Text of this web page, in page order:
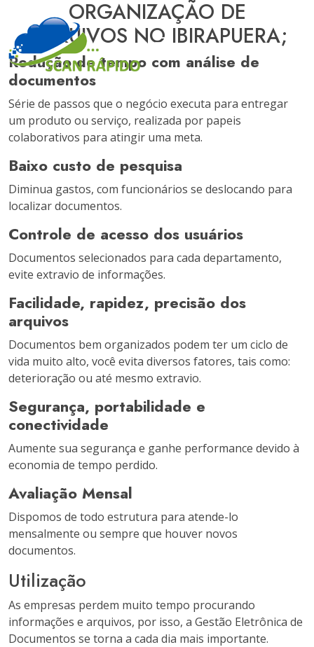
ORGANIZAÇÃO DE
ARQUIVOS NO IBIRAPUERA;
Redução de tempo com análise de
documentos
Série de passos que o negócio executa para entregar
um produto ou serviço, realizada por papeis
colaborativos para atingir uma meta.
Baixo custo de pesquisa
Diminua gastos, com funcionários se deslocando para
localizar documentos.
Controle de acesso dos usuários
Documentos selecionados para cada departamento,
evite extravio de informações.
Facilidade, rapidez, precisão dos
arquivos
Documentos bem organizados podem ter um ciclo de
vida muito alto, você evita diversos fatores, tais como:
deterioração ou até mesmo extravio.
Segurança, portabilidade e
conectividade
Aumente sua segurança e ganhe performance devido à
economia de tempo perdido.
Avaliação Mensal
Dispomos de todo estrutura para atende-lo
mensalmente ou sempre que houver novos
documentos.
Utilização
As empresas perdem muito tempo procurando
informações e arquivos, por isso, a Gestão Eletrônica de
Documentos se torna a cada dia mais importante.